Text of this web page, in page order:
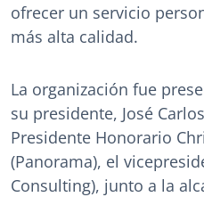
ofrecer un servicio
más alta calidad.
La organización fue
su presidente, José
Presidente Honorario
(Panorama), el
Consulting), junto a la